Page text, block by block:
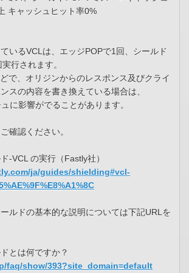
キャッシュヒット率0%
いるVCLは、エッジPOPで1回、シールド
行されます。
で、オリジンからのレスポンス及びクライ
スの内容を書き換えている場合は、
に影響がでることがあります。
確認ください。
-VCL の実行（Fastly社）
ja/guides/shielding#vcl-
ルドの基本的な説明については下記URLを
とは何ですか？
faq/show/393?site_domain=default